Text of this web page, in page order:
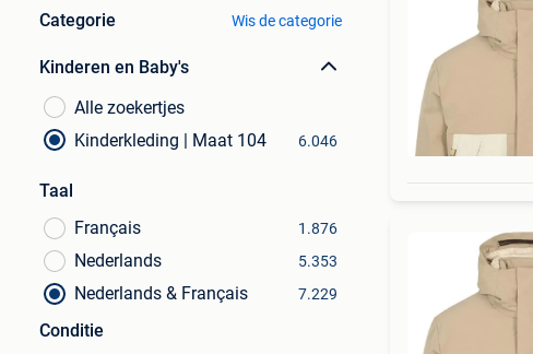
Categorie Wis de categorie
Kinderen en Baby's
Alle zoekertjes
Kinderkleding | Maat 104
6.046
Taal
Français
1.876
Nederlands 5.353
Nederlands & Français 7.229
Conditie